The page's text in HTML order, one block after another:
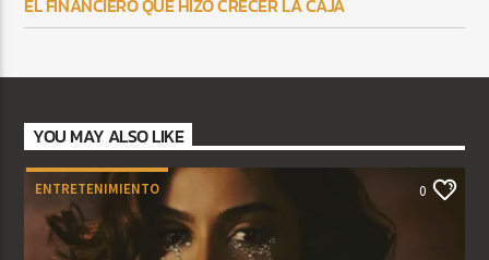
EL FINANCIERO QUE HIZO CRECER LA CAJA
YOU MAY ALSO LIKE
ENTRETENIMIENTO 0